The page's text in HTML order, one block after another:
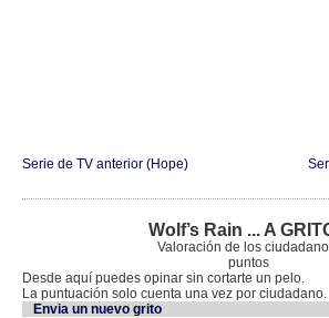
Serie de TV anterior (Hope)
Wolf’s Rain ... A
Valoración de los
puntos
Desde aquí puedes opinar sin cortarte un pelo.
La puntuación solo cuenta una vez por ciudadano.
Envia un nuevo grito